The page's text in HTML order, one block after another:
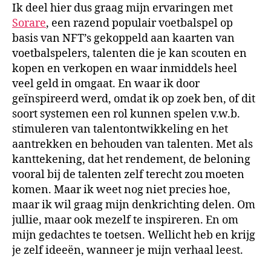
Ik deel hier dus graag mijn ervaringen met
Sorare, een razend populair voetbalspel op
basis van NFT’s gekoppeld aan kaarten van
voetbalspelers, talenten die je kan scouten en
kopen en verkopen en waar inmiddels heel
veel geld in omgaat. En waar ik door
geïnspireerd werd, omdat ik op zoek ben, of dit
soort systemen een rol kunnen spelen v.w.b.
stimuleren van talentontwikkeling en het
aantrekken en behouden van talenten. Met als
kanttekening, dat het rendement, de beloning
vooral bij de talenten zelf terecht zou moeten
komen. Maar ik weet nog niet precies hoe,
maar ik wil graag mijn denkrichting delen. Om
jullie, maar ook mezelf te inspireren. En om
mijn gedachtes te toetsen. Wellicht heb en krijg
je zelf ideeën, wanneer je mijn verhaal leest.